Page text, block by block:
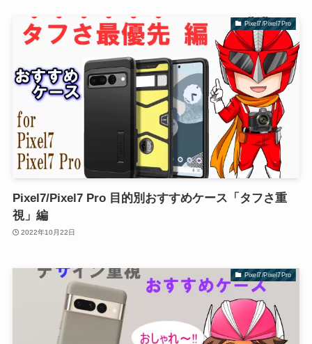
Pixel7/Pixel7Pro
Pixel7/Pixel7 Pro 目的別おすすめケース「タフさ重
視」編
2022年10月22日
Pixel7/Pixel7Pro